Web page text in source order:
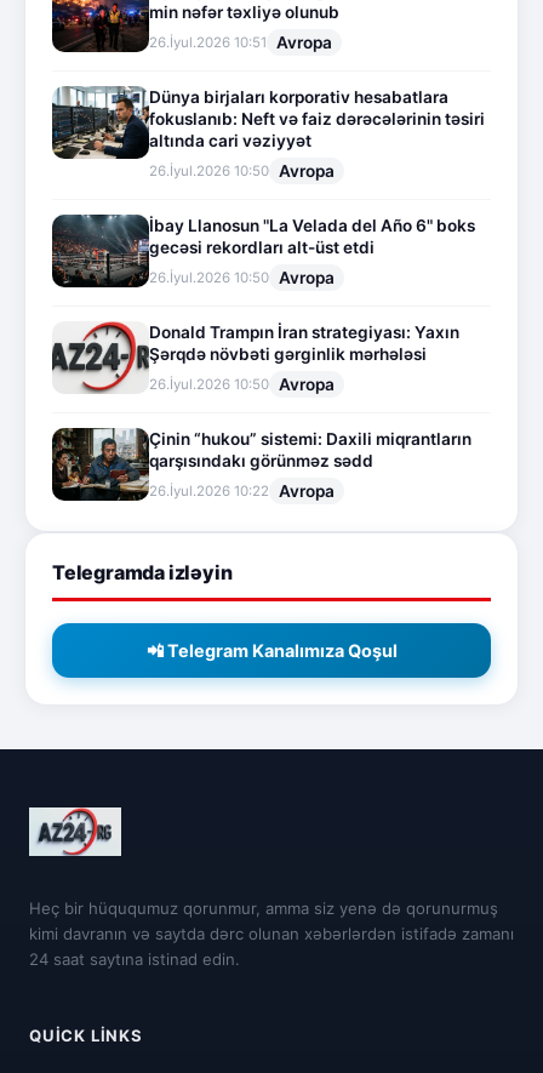
min nəfər təxliyə olunub
26.İyul.2026 10:51 Avropa
Dünya birjaları korporativ hesabatlara
fokuslanıb: Neft və faiz dərəcələrinin təsiri
altında cari vəziyyət
26.İyul.2026 10:50 Avropa
İbay Llanosun "La Velada del Año 6" boks
gecəsi rekordları alt-üst etdi
26.İyul.2026 10:50 Avropa
Donald Trampın İran strategiyası: Yaxın
Şərqdə növbəti gərginlik mərhələsi
26.İyul.2026 10:50 Avropa
Çinin “hukou” sistemi: Daxili miqrantların
qarşısındakı görünməz sədd
26.İyul.2026 10:22 Avropa
Telegramda izləyin
📲 Telegram Kanalımıza Qoşul
Heç bir hüququmuz qorunmur, amma siz yenə də qorunurmuş
kimi davranın və saytda dərc olunan xəbərlərdən istifadə zamanı
24 saat saytına istinad edin.
QUICK LINKS